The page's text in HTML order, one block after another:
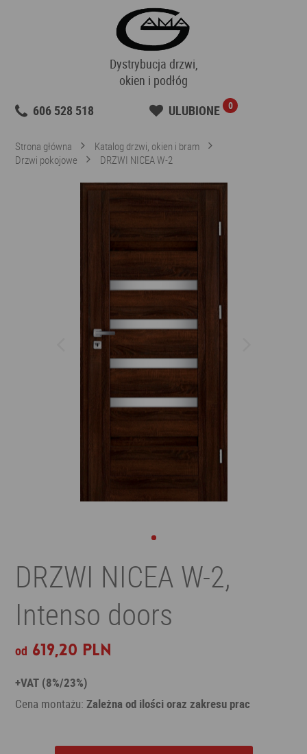
Dystrybucja drzwi,
okien i podłóg
606 528 518
ULUBIONE 0
Strona główna
Katalog drzwi, okien i bram
Drzwi pokojowe
DRZWI NICEA W-2
DRZWI NICEA W-2,
Intenso doors
od 619,20 PLN
+VAT (8%/23%)
Cena montażu:Zależna od ilości oraz zakresu prac